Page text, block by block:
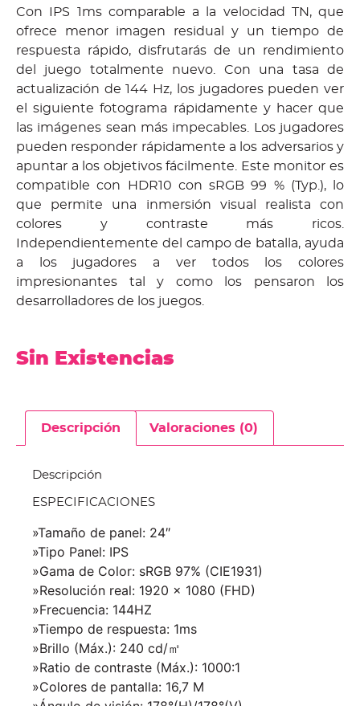
Con IPS 1ms comparable a la velocidad TN, que
ofrece menor imagen residual y un tiempo de
respuesta rápido, disfrutarás de un rendimiento
del juego totalmente nuevo. Con una tasa de
actualización de 144 Hz, los jugadores pueden ver
el siguiente fotograma rápidamente y hacer que
las imágenes sean más impecables. Los jugadores
pueden responder rápidamente a los adversarios y
apuntar a los objetivos fácilmente. Este monitor es
compatible con HDR10 con sRGB 99 % (Typ.), lo
que permite una inmersión visual realista con
colores y contraste más ricos.
Independientemente del campo de batalla, ayuda
a los jugadores a ver todos los colores
impresionantes tal y como los pensaron los
desarrolladores de los juegos.
Sin Existencias
Descripción Valoraciones (0)
Descripción
ESPECIFICACIONES
»Tamaño de panel: 24″
»Tipo Panel: IPS
»Gama de Color: sRGB 97% (CIE1931)
»Resolución real: 1920 x 1080 (FHD)
»Frecuencia: 144HZ
»Tiempo de respuesta: 1ms
»Brillo (Máx.): 240 cd/㎡
»Ratio de contraste (Máx.): 1000:1
»Colores de pantalla: 16,7 M